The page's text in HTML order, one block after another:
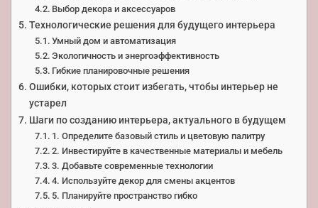
Выбор декора и аксессуаров
Технологические решения для будущего интерьера
Умный дом и автоматизация
Экологичность и энергоэффективность
Гибкие планировочные решения
Ошибки, которых стоит избегать, чтобы интерьер не
устарел
Шаги по созданию интерьера, актуального в будущем
1. Определите базовый стиль и цветовую палитру
2. Инвестируйте в качественные материалы и мебель
3. Добавьте современные технологии
4. Используйте декор для смены акцентов
5. Планируйте пространство гибко